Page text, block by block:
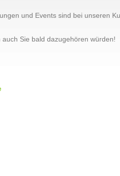
und Events sind bei unseren
Sie bald dazugehören würden!